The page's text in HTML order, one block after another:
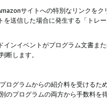
サイトへの特別なリンクを
送信した場合に発生する「トレ
ンイベントがプログラム文書ま
断します。
ログラムからの紹介料を受ける
のプログラムの両方から手数料